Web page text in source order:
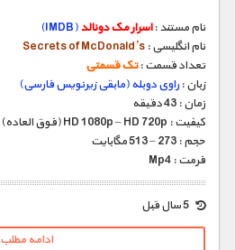
نام مستند :اسرار مک دونالد(IMDB)
نام انگلیسی : Secrets of McDonald’s
تعداد قسمت :تک قسمتی
زبان : راوی دوبله (مابقی زیرنویس فارسی)
زمان : 43 دقیقه
کیفیت : HD 1080p – HD 720p (فوق العاده)
حجم : 273 – 513 مگابایت
فرمت : Mp4
ادامه مطلب